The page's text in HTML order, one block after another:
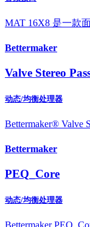
MAT 16X8 是一款
Bettermaker
Valve Stereo
动态/均衡处理器
Bettermaker®
Bettermaker
PEQ_Core
动态/均衡处理器
Bettermaker